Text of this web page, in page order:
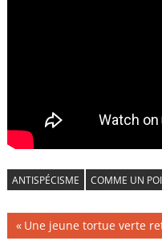
ANTISPÉCISME COMME UN
Navigation
Publication
Une jeune tortue verte